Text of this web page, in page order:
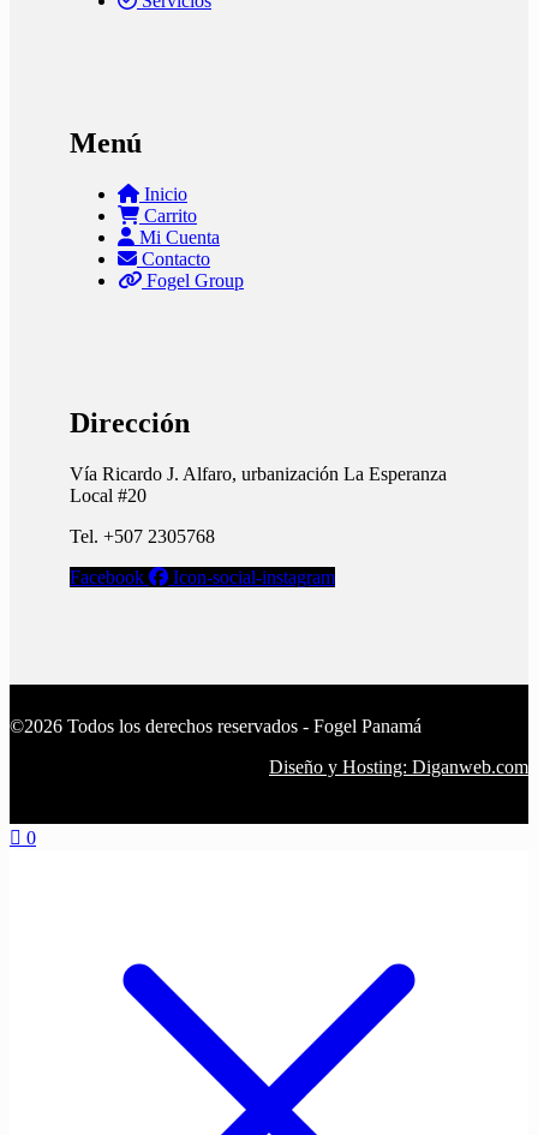
Menú
Inicio
Carrito
Mi Cuenta
Contacto
Fogel Group
Dirección
Vía Ricardo J. Alfaro, urbanización La Esperanza
Local #20
Tel. +507 2305768
Facebook
Icon-social-instagram
©2026 Todos los derechos reservados - Fogel Panamá
Diseño y Hosting: Diganweb.com
0